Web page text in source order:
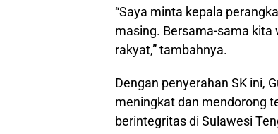
“Saya minta kepala
masing. Bersama-sama kita
rakyat,” tambahnya.
Dengan penyerahan SK ini,
meningkat dan mendorong
berintegritas di Sulawesi